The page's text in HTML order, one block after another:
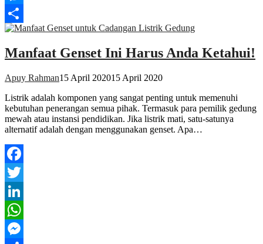
Messenger
Share
Manfaat Genset Ini Harus Anda Ketahui!
Apuy Rahman15 April 202015 April 2020
Listrik adalah komponen yang sangat penting untuk memenuhi
kebutuhan penerangan semua pihak. Termasuk para pemilik gedung
mewah atau instansi pendidikan. Jika listrik mati, satu-satunya
alternatif adalah dengan menggunakan genset. Apa…
Facebook
Twitter
LinkedIn
WhatsApp